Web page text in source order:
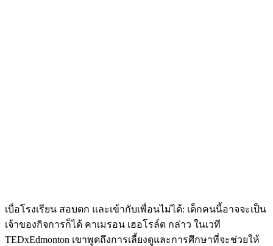
เบื่อโรงเรียน สอบตก และเข้ากับเพื่อนไม่ได้: เด็กคนนี้อาจจะเป็น
เจ้าของกิจการก็ได้ คาเมรอน เฮอโรล์ด กล่าว ในเวที
TEDxEdmonton เขาพูดถึงการเลี้ยงดูและการศึกษาที่จะช่วยให้